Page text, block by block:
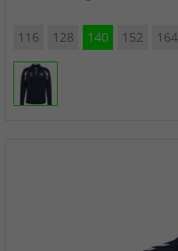
116 128 140 152 164